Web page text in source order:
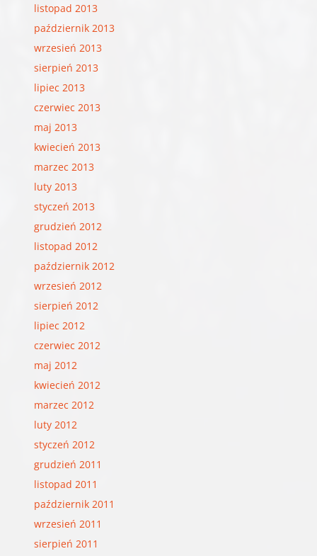
listopad 2013
październik 2013
wrzesień 2013
sierpień 2013
lipiec 2013
czerwiec 2013
maj 2013
kwiecień 2013
marzec 2013
luty 2013
styczeń 2013
grudzień 2012
listopad 2012
październik 2012
wrzesień 2012
sierpień 2012
lipiec 2012
czerwiec 2012
maj 2012
kwiecień 2012
marzec 2012
luty 2012
styczeń 2012
grudzień 2011
listopad 2011
październik 2011
wrzesień 2011
sierpień 2011